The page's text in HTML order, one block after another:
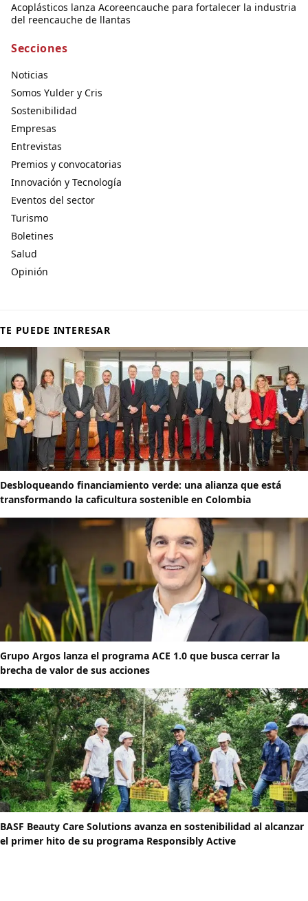
Acoplásticos lanza Acoreencauche para fortalecer la industria
del reencauche de llantas
Secciones
Noticias
Somos Yulder y Cris
Sostenibilidad
Empresas
Entrevistas
Premios y convocatorias
Innovación y Tecnología
Eventos del sector
Turismo
Boletines
Salud
Opinión
TE PUEDE INTERESAR
Desbloqueando financiamiento verde: una alianza que está
transformando la caficultura sostenible en Colombia
Grupo Argos lanza el programa ACE 1.0 que busca cerrar la
brecha de valor de sus acciones
BASF Beauty Care Solutions avanza en sostenibilidad al alcanzar
el primer hito de su programa Responsibly Active